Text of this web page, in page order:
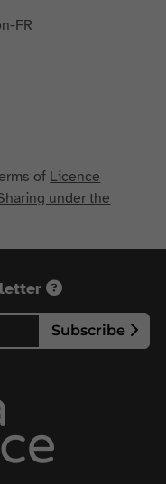
of Licence
under the
Subscribe